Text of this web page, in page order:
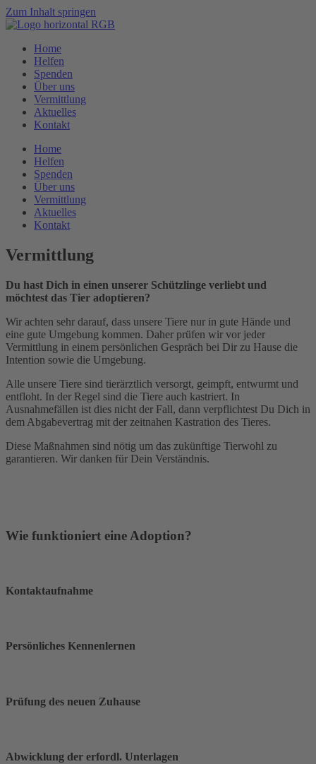
Zum Inhalt springen
Home
Helfen
Spenden
Über uns
Vermittlung
Aktuelles
Kontakt
Home
Helfen
Spenden
Über uns
Vermittlung
Aktuelles
Kontakt
Vermittlung
Du hast Dich in einen unserer Schützlinge verliebt und
möchtest das Tier adoptieren?
Wir achten sehr darauf, dass unsere Tiere nur in gute Hände und
eine gute Umgebung kommen. Daher prüfen wir vor jeder
Vermittlung in einem persönlichen Gespräch bei Dir zu Hause die
Intention sowie die Umgebung.
Alle unsere Tiere sind tierärztlich versorgt, geimpft, entwurmt und
entfloht. In der Regel sind die Tiere auch kastriert. In
Ausnahmefällen ist dies nicht der Fall, dann verpflichtest Du Dich in
dem Abgabevertrag mit der zeitnahen Kastration des Tieres.
Diese Maßnahmen sind nötig um das zukünftige Tierwohl zu
garantieren. Wir danken für Dein Verständnis.
Wie funktioniert eine Adoption?
Kontaktaufnahme
Persönliches Kennenlernen
Prüfung des neuen Zuhause
Abwicklung der erfordl. Unterlagen